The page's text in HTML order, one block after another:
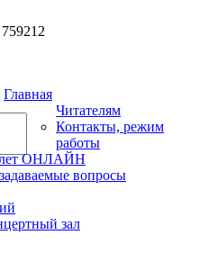
759212
Главная
Читателям
Контакты, режим
работы
ОНЛАЙН
вопросы
зал